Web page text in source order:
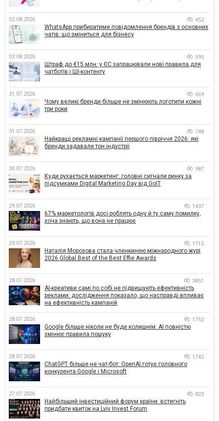
02.08.2026 452
WhatsApp прибиратиме повідомлення брендів з основних
чатів: що зміниться для бізнесу
02.08.2026 595
Штраф до €15 млн: у ЄС запрацювали нові правила для
чатботів і ШІ-контенту
31.07.2026 669
Чому великі бренди більше не змінюють логотипи кожні
три роки
31.07.2026 748
Найкращі рекламні кампанії першого півріччя 2026: які
бренди задавали тон індустрії
30.07.2026 987
Куди рухається маркетинг: головні сигнали ринку за
підсумками Digital Marketing Day від GoIT
29.07.2026 1437
67% маркетологів досі роблять одну й ту саму помилку,
хоча знають, що вона не працює
29.07.2026 1115
Наталія Морозова стала членкинею міжнародного журі
2026 Global Best of the Best Effie Awards
28.07.2026 3851
AI-креативи самі по собі не підвищують ефективність
реклами: дослідження показало, що насправді впливає
на ефективність кампаній
28.07.2026 1752
Google більше ніколи не буде колишнім: AI повністю
змінює правила пошуку
28.07.2026 1742
ChatGPT більше не чат-бот: OpenAI готує головного
конкурента Google і Microsoft
27.07.2026 823
Найбільший інвестиційний форум країни: встигніть
придбати квиток на Lviv Invest Forum